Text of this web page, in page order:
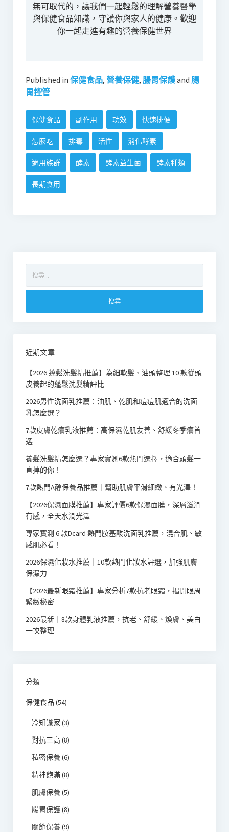
無可取代的，讓我們一起輕鬆的理解營養醫學
與保健食品知識，守護你與家人的健康。歡迎
你一起走進有趣的營養保健世界
Published in 保健食品, 營養保健, 腸胃保護and 腸
胃控管
保健食品 副作用 功效 快速排便
怎麼吃 排毒 活性 消化酵素
適用族群 酵素 酵素益生菌 酵素種類
長期食用
關
字:
近期文章
【2026 蓬鬆洗髮精推薦】為細軟髮、油頭整理 10 款從頭
皮養起的蓬鬆洗髮精評比
2026男性洗面乳推薦：油肌、乾肌和痘痘肌適合的洗面
乳怎麼選？
7款皮膚乾癢乳液推薦：高保濕乾肌友善、舒緩冬季癢首
選
養髮洗髮精怎麼選？專家實測6款熱門選擇，適合頭髮一
直掉的你！
7款熱門A醇保養品推薦｜幫助肌膚平滑細緻、有光澤！
【2026保濕面膜推薦】專家評價6款保濕面膜，深層滋潤
有感，全天水潤光澤
專家實測 6 款Dcard 熱門胺基酸洗面乳推薦，混合肌、敏
感肌必看！
2026保濕化妝水推薦｜10款熱門化妝水評選，加強肌膚
保濕力
【2026最新眼霜推薦】專家分析7款抗老眼霜，揭開眼周
緊緻秘密
2026最新｜8款身體乳液推薦，抗老、舒緩、煥膚、美白
一次整理
分類
保健食品 (54)
冷知識家 (3)
對抗三高(8)
私密保養(6)
精神飽滿(8)
肌膚保養(5)
腸胃保護(8)
關節保養(9)